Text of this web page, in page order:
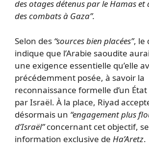
des otages détenus par le Hamas et
des combats à Gaza”.
Selon des “sources bien placées”, le
indique que l’Arabie saoudite
une exigence essentielle qu’elle
précédemment posée, à savoir la
reconnaissance formelle d’un
par Israël. À la place, Riyad
désormais un “engagement plus
d’Israël”concernant cet objectif,
information exclusive de Ha’Aretz.